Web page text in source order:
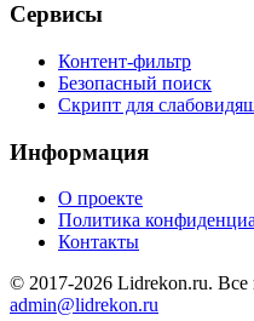
Сервисы
Контент-фильтр
Безопасный поиск
Скрипт для
Информация
О проекте
Политика
Контакты
© 2017-2026 Lidrekon.ru.
admin@lidrekon.ru